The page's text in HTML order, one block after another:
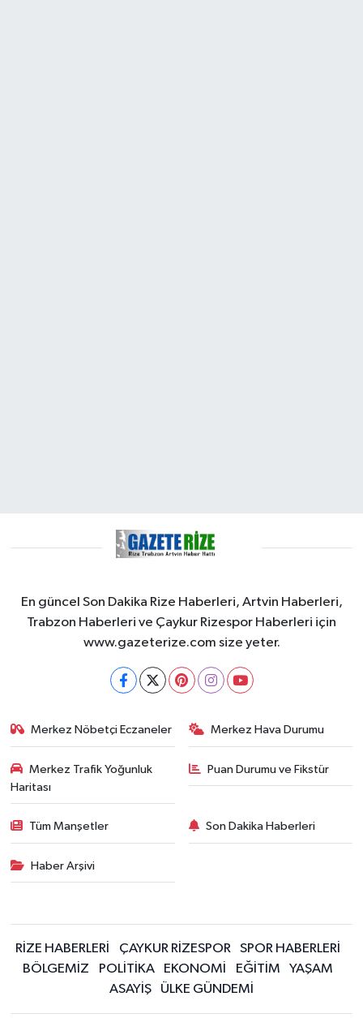
En güncel Son Dakika Rize Haberleri, Artvin Haberleri,
Trabzon Haberleri ve Çaykur Rizespor Haberleri için
www.gazeterize.com size yeter.
Merkez Nöbetçi Eczaneler Merkez Hava Durumu
Merkez Trafik Yoğunluk
Haritası
Puan Durumu ve Fikstür
Tüm Manşetler Son Dakika Haberleri
Haber Arşivi
RİZE HABERLERİ ÇAYKUR RİZESPOR
SPOR HABERLERİ
BÖLGEMİZ
POLİTİKA EKONOMİ EĞİTİM
YAŞAM
ASAYİŞ
ÜLKE GÜNDEMİ